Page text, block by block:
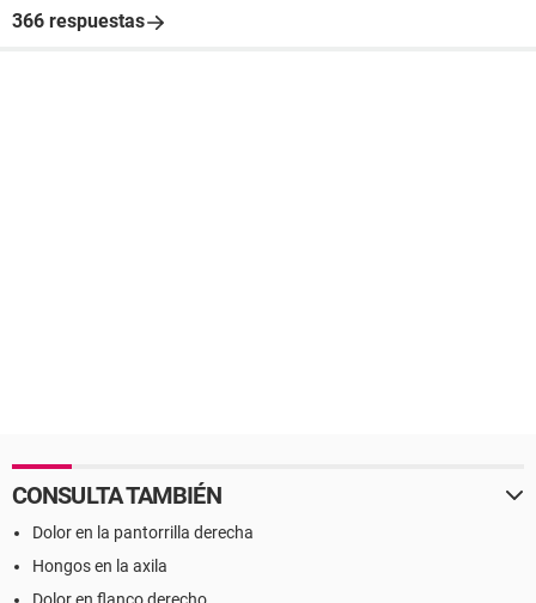
366 respuestas
CONSULTA TAMBIÉN
Dolor en la pantorrilla derecha
Hongos en la axila